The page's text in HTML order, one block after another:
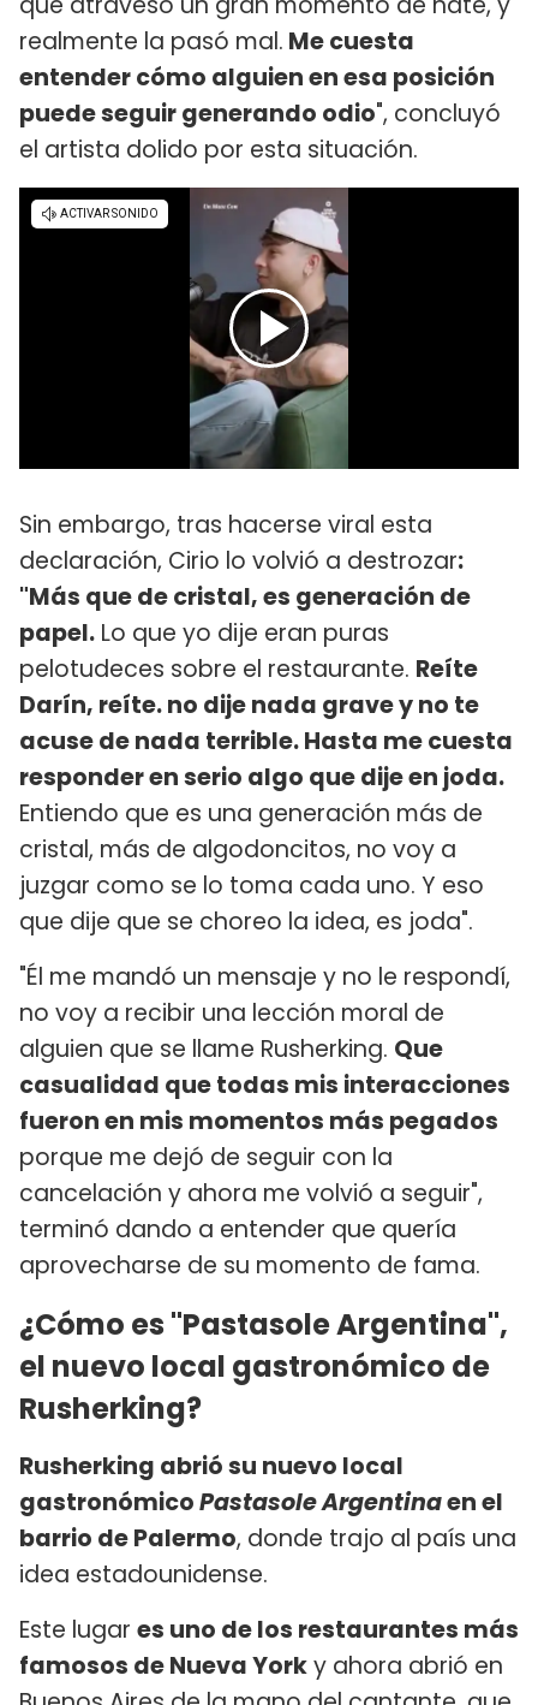
realmente la pasó mal. Me cuesta
entender cómo alguien en esa posición
puede seguir generando odio", concluyó
el artista dolido por esta situación.
Sin embargo, tras hacerse viral esta
declaración, Cirio lo volvió a destrozar:
"Más que de cristal, es generación de
papel. Lo que yo dije eran puras
pelotudeces sobre el restaurante. Reíte
Darín, reíte. no dije nada grave y no te
acuse de nada terrible. Hasta me cuesta
responder en serio algo que dije en joda.
Entiendo que es una generación más de
cristal, más de algodoncitos, no voy a
juzgar como se lo toma cada uno. Y eso
que dije que se choreo la idea, es joda".
"Él me mandó un mensaje y no le respondí,
no voy a recibir una lección moral de
alguien que se llame Rusherking. Que
casualidad que todas mis interacciones
fueron en mis momentos más pegados
porque me dejó de seguir con la
cancelación y ahora me volvió a seguir",
terminó dando a entender que quería
aprovecharse de su momento de fama.
¿Cómo es "Pastasole Argentina",
el nuevo local gastronómico de
Rusherking?
Rusherking abrió su nuevo local
gastronómicoPastasole Argentinaen el
barrio de Palermo, donde trajo al país una
idea estadounidense.
Este lugar es uno de los restaurantes más
famosos de Nueva Yorky ahora abrió en